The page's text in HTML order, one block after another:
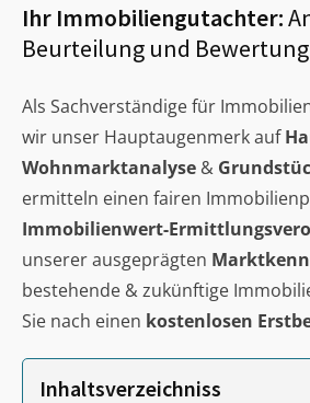
Ihr Immobiliengutachter:
Beurteilung und Bewertung
Als Sachverständige für
wir unser Hauptaugenmerk auf
Wohnmarktanalyse &
ermitteln einen fairen
Immobilienwert-
unserer ausgeprägten
bestehende & zukünftige
Sie nach einen kostenlosen
Inhaltsverzeichniss